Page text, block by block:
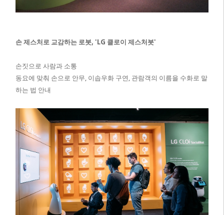
손 제스처로 교감하는 로봇, 'LG 클로이 제스처봇'
손짓으로 사람과 소통
동요에 맞춰 손으로 안무, 이솝우화 구연, 관람객의 이름을 수화로 말
하는 법 안내